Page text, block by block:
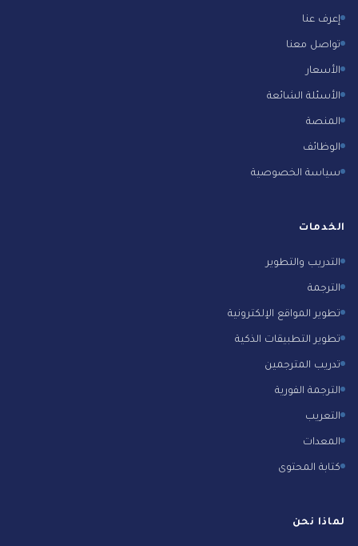
إعرف عنا
تواصل معنا
الأسعار
الأسئلة الشائعة
المنصة
الوظائف
سياسة الخصوصية
الخدمات
التدريب والتطوير
الترجمة
تطوير المواقع الإلكترونية
تطوير التطبيقات الذكية
تدريب المترجمين
الترجمة الفورية
التعريب
المعدات
كتابة المحتوى
لماذا نحن